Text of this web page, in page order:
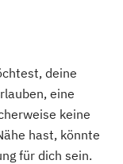
deine
eine
keine
hast, könnte
für dich sein.